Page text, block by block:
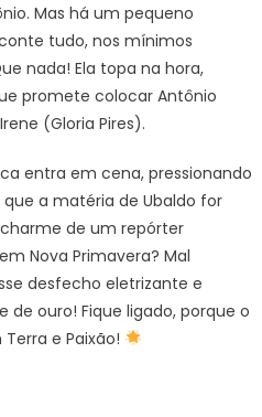
Mas há um pequeno
tudo, nos mínimos
nada! Ela topa na hora,
promete colocar Antônio
(Gloria Pires).
entra em cena, pressionando
a matéria de Ubaldo for
de um repórter
Nova Primavera? Mal
desfecho eletrizante e
ouro! Fique ligado, porque o
e Paixão!